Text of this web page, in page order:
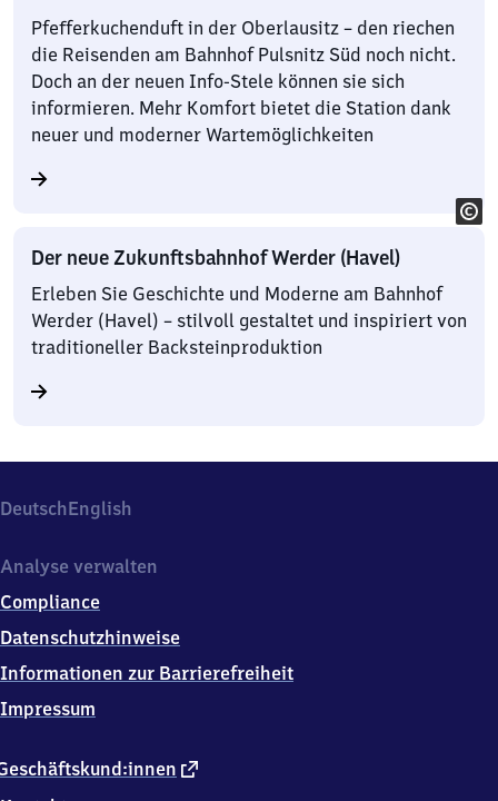
Pfefferkuchenduft in der Oberlausitz – den riechen
die Reisenden am Bahnhof Pulsnitz Süd noch nicht.
Doch an der neuen Info-Stele können sie sich
informieren. Mehr Komfort bietet die Station dank
neuer und moderner Wartemöglichkeiten
Der neue Zukunftsbahnhof Werder (Havel)
Erleben Sie Geschichte und Moderne am Bahnhof
Werder (Havel) – stilvoll gestaltet und inspiriert von
traditioneller Backsteinproduktion
DeutschEnglish
externer
Analyse verwalten
Compliance
Datenschutzhinweise
Informationen zur Barrierefreiheit
Impressum